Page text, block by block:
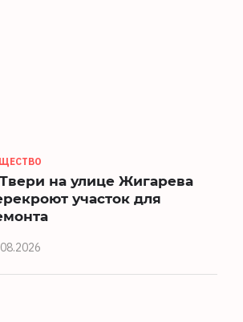
на улице Жигарева
участок для